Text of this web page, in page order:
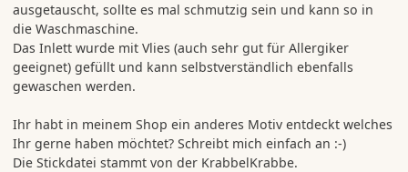
ausgetauscht, sollte es mal schmutzig sein und kann so in
die Waschmaschine.
Das Inlett wurde mit Vlies (auch sehr gut für Allergiker
geeignet) gefüllt und kann selbstverständlich ebenfalls
gewaschen werden.
Ihr habt in meinem Shop ein anderes Motiv entdeckt welches
Ihr gerne haben möchtet? Schreibt mich einfach an :-)
Die Stickdatei stammt von der KrabbelKrabbe.